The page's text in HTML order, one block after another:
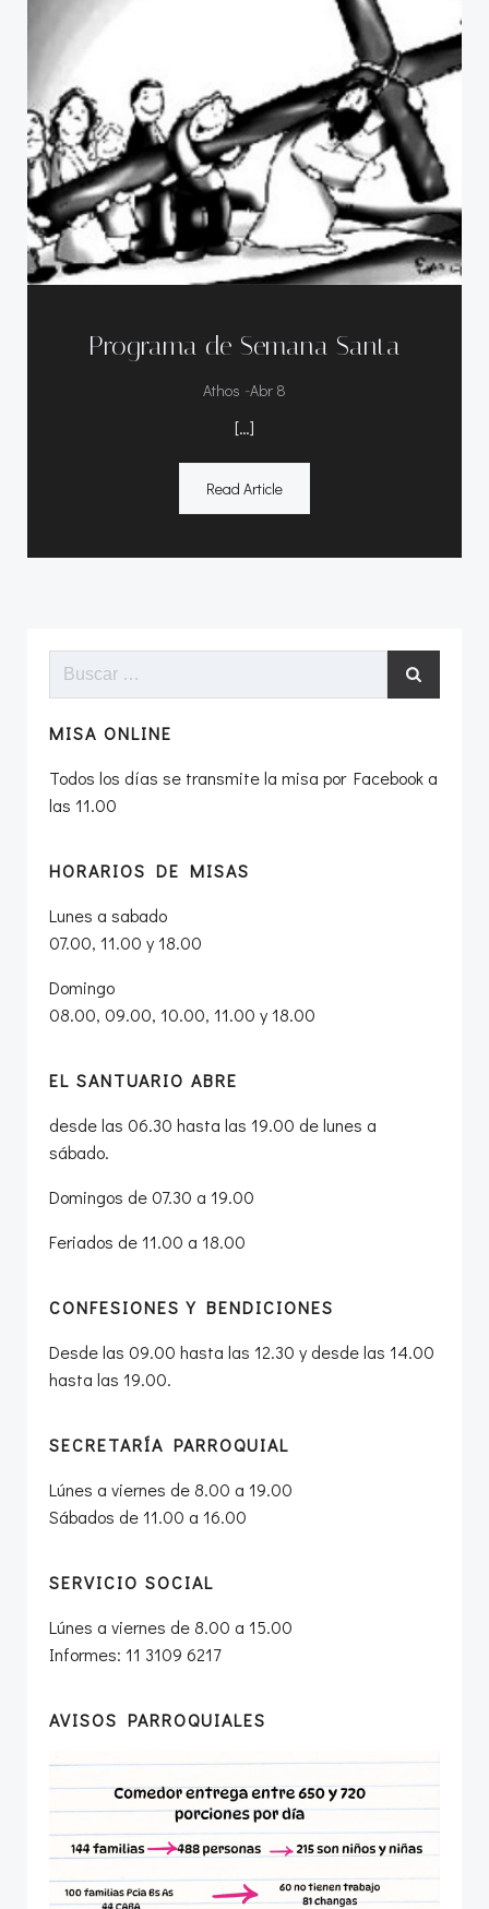
Programa de Semana Santa
Athos -Abr 8
[…]
Read Article
Buscar:
MISA ONLINE
Todos los días se transmite la misa por Facebook a
las 11.00
HORARIOS DE MISAS
Lunes a sabado
07.00, 11.00 y 18.00
Domingo
08.00, 09.00, 10.00, 11.00 y 18.00
EL SANTUARIO ABRE
desde las 06.30 hasta las 19.00 de lunes a
sábado.
Domingos de 07.30 a 19.00
Feriados de 11.00 a 18.00
CONFESIONES Y BENDICIONES
Desde las 09.00 hasta las 12.30 y desde las 14.00
hasta las 19.00.
SECRETARÍA PARROQUIAL
Lúnes a viernes de 8.00 a 19.00
Sábados de 11.00 a 16.00
SERVICIO SOCIAL
Lúnes a viernes de 8.00 a 15.00
Informes: 11 3109 6217
AVISOS PARROQUIALES